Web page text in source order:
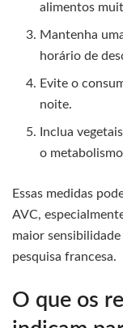
alimentos
Mantenha
horário de
Evite o
noite.
Inclua
o
Essas medidas
AVC,
maior
pesquisa francesa.
O que os